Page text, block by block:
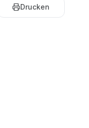
Drucken